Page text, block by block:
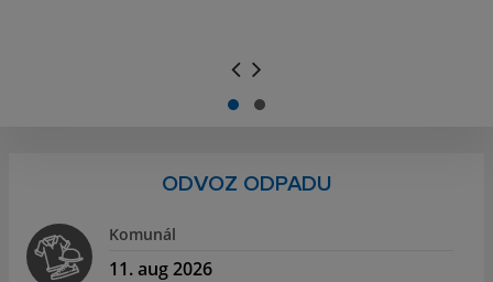
ODVOZ ODPADU
Komunál
11. aug 2026